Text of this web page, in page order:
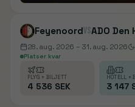
FeyenoordvsADO Den
28. aug. 2026 – 31. aug. 2026
Platser kvar
FLYG + BILJETT
4 536 SEK
HOTELL +
3 147